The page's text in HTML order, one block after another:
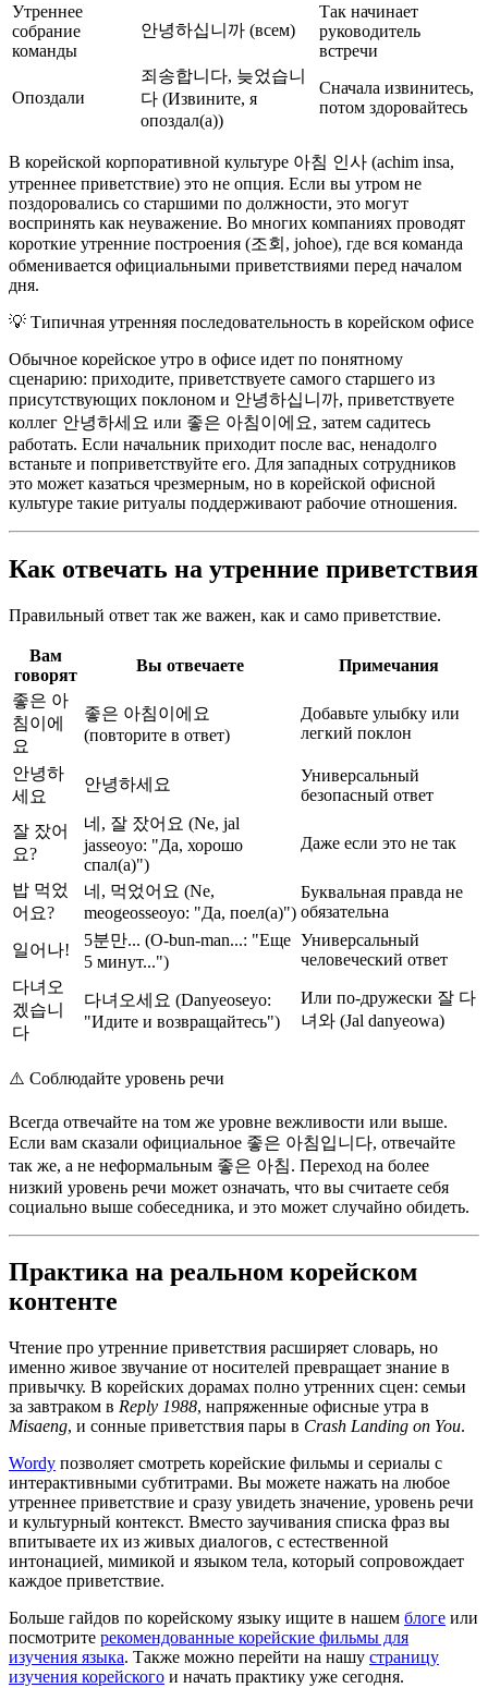
Утреннее
собрание
команды
안녕하십니까 (всем)
Так начинает
руководитель
встречи
Опоздали
죄송합니다, 늦었습니
다 (Извините, я
опоздал(а))
Сначала извинитесь,
потом здоровайтесь
В корейской корпоративной культуре 아침 인사 (achim insa,
утреннее приветствие) это не опция. Если вы утром не
поздоровались со старшими по должности, это могут
воспринять как неуважение. Во многих компаниях проводят
короткие утренние построения (조회, johoe), где вся команда
обменивается официальными приветствиями перед началом
дня.
💡 Типичная утренняя последовательность в корейском офисе
Обычное корейское утро в офисе идет по понятному
сценарию: приходите, приветствуете самого старшего из
присутствующих поклоном и 안녕하십니까, приветствуете
коллег 안녕하세요 или 좋은 아침이에요, затем садитесь
работать. Если начальник приходит после вас, ненадолго
встаньте и поприветствуйте его. Для западных сотрудников
это может казаться чрезмерным, но в корейской офисной
культуре такие ритуалы поддерживают рабочие отношения.
Как отвечать на утренние приветствия
Правильный ответ так же важен, как и само приветствие.
Вам
говорят
Вы отвечаете
Примечания
좋은 아
침이에
요
좋은 아침이에요
(повторите в ответ)
Добавьте улыбку или
легкий поклон
안녕하
세요
안녕하세요
Универсальный
безопасный ответ
잘 잤어
요?
네, 잘 잤어요 (Ne, jal
jasseoyo: "Да, хорошо
спал(а)")
Даже если это не так
밥 먹었
어요?
네, 먹었어요 (Ne,
meogeosseoyo: "Да, поел(а)")
Буквальная правда не
обязательна
일어나!
5분만... (O-bun-man...: "Еще
5 минут...")
Универсальный
человеческий ответ
다녀오
겠습니
다
다녀오세요 (Danyeoseyo:
"Идите и возвращайтесь")
Или по-дружески 잘 다
녀와 (Jal danyeowa)
⚠️ Соблюдайте уровень речи
Всегда отвечайте на том же уровне вежливости или выше.
Если вам сказали официальное 좋은 아침입니다, отвечайте
так же, а не неформальным 좋은 아침. Переход на более
низкий уровень речи может означать, что вы считаете себя
социально выше собеседника, и это может случайно обидеть.
Практика на реальном корейском
контенте
Чтение про утренние приветствия расширяет словарь, но
именно живое звучание от носителей превращает знание в
привычку. В корейских дорамах полно утренних сцен: семьи
за завтраком в Reply 1988, напряженные офисные утра в
Misaeng, и сонные приветствия пары в Crash Landing on You.
Wordy позволяет смотреть корейские фильмы и сериалы с
интерактивными субтитрами. Вы можете нажать на любое
утреннее приветствие и сразу увидеть значение, уровень речи
и культурный контекст. Вместо заучивания списка фраз вы
впитываете их из живых диалогов, с естественной
интонацией, мимикой и языком тела, который сопровождает
каждое приветствие.
Больше гайдов по корейскому языку ищите в нашем блоге или
посмотрите рекомендованные корейские фильмы для
изучения языка. Также можно перейти на нашу страницу
изучения корейского и начать практику уже сегодня.